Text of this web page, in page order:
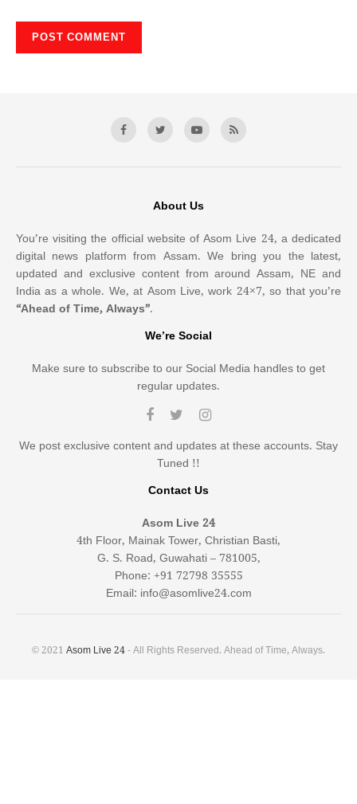
About Us
You’re visiting the official website of Asom Live 24, a dedicated
digital news platform from Assam. We bring you the latest,
updated and exclusive content from around Assam, NE and
India as a whole. We, at Asom Live, work 24×7, so that you’re
“Ahead of Time, Always”.
We’re Social
Make sure to subscribe to our Social Media handles to get
regular updates.
We post exclusive content and updates at these accounts. Stay
Tuned !!
Contact Us
Asom Live 24
4th Floor, Mainak Tower, Christian Basti,
G. S. Road, Guwahati – 781005,
Phone: +91 72798 35555
Email: info@asomlive24.com
© 2021 Asom Live 24- All Rights Reserved. Ahead of Time, Always.